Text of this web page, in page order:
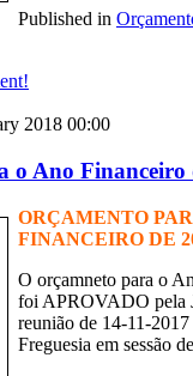
Published in
2018 00:00
o Ano Financeiro
ORÇAMENTO
FINANCEIRO DE
O orçamneto para o
foi APROVADO pela
reunião de 14-11-
Freguesia em sessão